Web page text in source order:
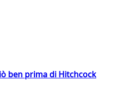
ben prima di Hitchcock